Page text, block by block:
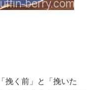
挽く前」と「挽いた